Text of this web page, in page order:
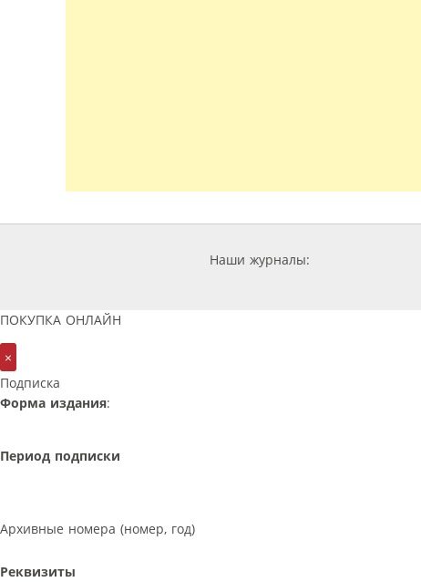
Наши журналы:
ПОКУПКА ОНЛАЙН
×
Подписка
Форма издания:
Период подписки
Архивные номера (номер, год)
Реквизиты